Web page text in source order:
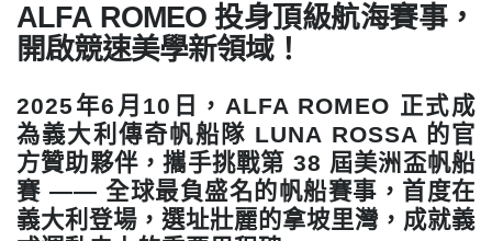
ALFA ROMEO 投身頂級航海賽事，
開啟競速美學新領域！
2025年6月10日，ALFA ROMEO 正式成
為義大利傳奇帆船隊 LUNA ROSSA 的官
方贊助夥伴，攜手挑戰第 38 屆美洲盃帆船
賽 —— 全球最負盛名的帆船賽事，首度在
義大利登場，選址壯麗的拿坡里灣，成就義